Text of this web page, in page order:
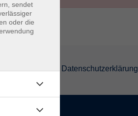
Datenschutzerklärung
sendet
oder die